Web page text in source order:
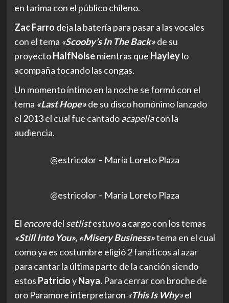
en tarima con el público chileno.
Zac Farro deja la batería para pasar a las vocales
con el tema «Scooby’s In The Back»de su
proyectoHalfNoisemientras que Hayleylo
acompaña tocando las congas.
Un momento íntimo en la noche se formó con el
tema «Last Hope»de su disco homónimo lanzado
el 2013 el cual fue cantadoacapellacon la
audiencia.
@estricolor – María Loreto Plaza
@estricolor – María Loreto Plaza
El encoredel setlistestuvo a cargo con los temas
«Still Into You», «Misery Business»tema en el cual
como ya es costumbre eligió 2 fanáticos al azar
para cantar la última parte de la canción siendo
estos PatricioyNaya. Para cerrar con broche de
oro Paramore interpretaron «This Is Why»el